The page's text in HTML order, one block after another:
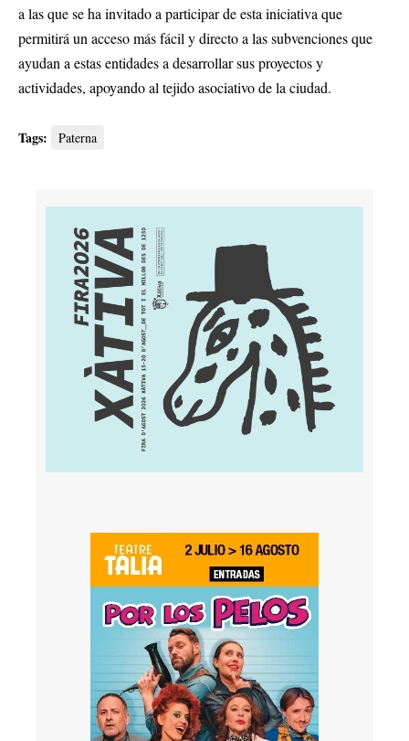
a las que se ha invitado a participar de esta iniciativa que
permitirá un acceso más fácil y directo a las subvenciones que
ayudan a estas entidades a desarrollar sus proyectos y
actividades, apoyando al tejido asociativo de la ciudad.
Tags: Paterna